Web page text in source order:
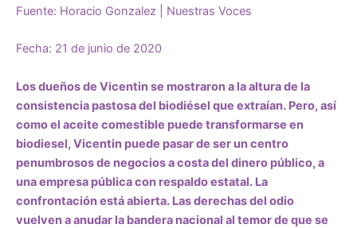
Fuente: Horacio Gonzalez | Nuestras Voces
Fecha: 21 de junio de 2020
Los dueños de Vicentin se mostraron a la altura de la
consistencia pastosa del biodiésel que extraían. Pero, así
como el aceite comestible puede transformarse en
biodiesel, Vicentin puede pasar de ser un centro
penumbrosos de negocios a costa del dinero público, a
una empresa pública con respaldo estatal. La
confrontación está abierta. Las derechas del odio
vuelven a anudar la bandera nacional al temor de que se